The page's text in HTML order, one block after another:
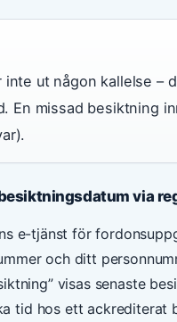
ut någon kallelse –
En missad besiktning
via
e-tjänst för
och ditt
visas senaste
tid hos ett ackrediterat